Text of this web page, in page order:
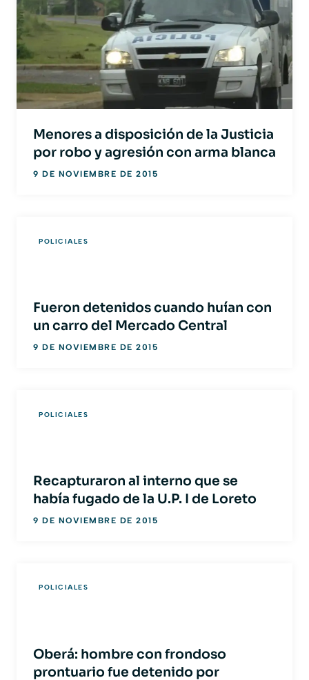
Menores a disposición de la Justicia
por robo y agresión con arma blanca
9 DE NOVIEMBRE DE 2015
POLICIALES
Fueron detenidos cuando huían con
un carro del Mercado Central
9 DE NOVIEMBRE DE 2015
POLICIALES
Recapturaron al interno que se
había fugado de la U.P. I de Loreto
9 DE NOVIEMBRE DE 2015
POLICIALES
Oberá: hombre con frondoso
prontuario fue detenido por